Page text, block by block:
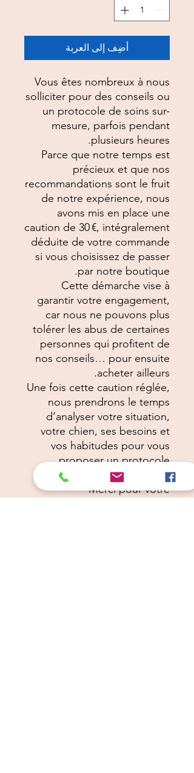
أضِف إلى العربة
Vous êtes nombreux à nous
solliciter pour des conseils ou
un protocole de soins sur-
mesure, parfois pendant
plusieurs heures.
Parce que notre temps est
précieux et que nos
recommandations sont le fruit
de notre expérience, nous
avons mis en place une
caution de 30 €, intégralement
déduite de votre commande
si vous choisissez de passer
par notre boutique.
Cette démarche vise à
garantir votre engagement,
car nous ne pouvons plus
tolérer les abus de certaines
personnes qui profitent de
nos conseils… pour ensuite
acheter ailleurs.
Une fois cette caution réglée,
nous prendrons le temps
d’analyser votre situation,
votre chien, ses besoins et
vos habitudes pour vous
proposer un protocole
entièrement personnalisé.
Merci pour votre